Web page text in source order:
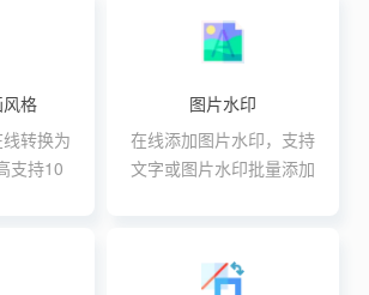
格
转换为
支持10
图片水印
在线添加图片水印，支持
文字或图片水印批量添加